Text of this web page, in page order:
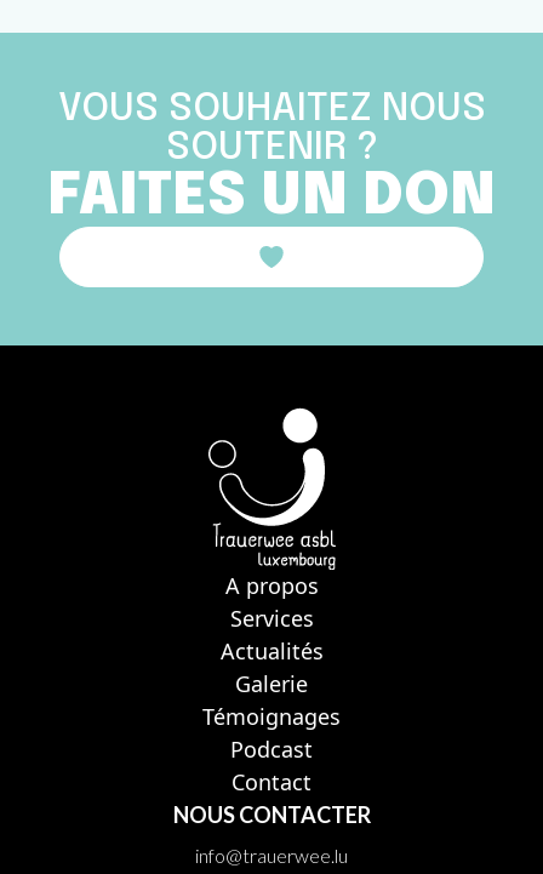
VOUS SOUHAITEZ NOUS
SOUTENIR ?
FAITES UN DON
A propos
Services
Actualités
Galerie
Témoignages
Podcast
Contact
NOUS CONTACTER
info@trauerwee.lu